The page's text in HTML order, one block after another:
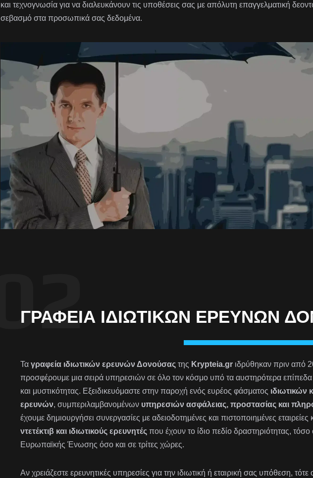
και τεχνογνωσία για να διαλευκάνουν τις υποθέσεις σας με απόλυτη επαγγελματική
σεβασμό στα προσωπικά σας δεδομένα.
ΓΡΑΦΕΊΑ ΙΔΙΩΤΙΚΏΝ ΕΡΕΥΝΏΝ
Τα γραφεία ιδιωτικών ερευνών Δονούσαςτης Krypteia.grιδρύθηκαν πριν από
προσφέρουμε μια σειρά υπηρεσιών σε όλο τον κόσμο υπό τα αυστηρότερα επίπεδα
και μυστικότητας. Εξειδικευόμαστε στην παροχή ενός ευρέος φάσματος ιδιωτικών
ερευνών, συμπεριλαμβανομένων υπηρεσιών ασφάλειας, προστασίας και
έχουμε δημιουργήσει συνεργασίες με αδειοδοτημένες και πιστοποιημένες
ντετέκτιβ και ιδιωτικούς ερευνητέςπου έχουν το ίδιο πεδίο δραστηριότητας,
Ευρωπαϊκής Ένωσης όσο και σε τρίτες χώρες.
Αν χρειάζεστε ερευνητικές υπηρεσίες για την ιδιωτική ή εταιρική σας υπόθεση, τότε